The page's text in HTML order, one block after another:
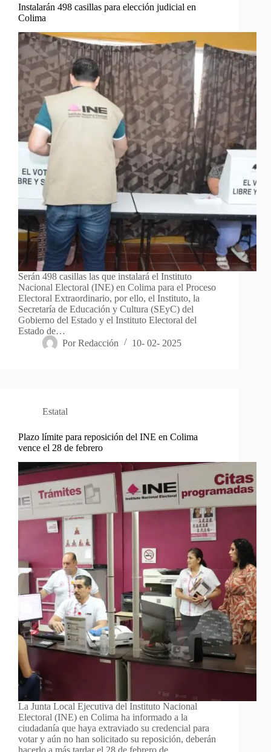
Instalarán 498 casillas para elección judicial en
Colima
Serán 498 casillas las que instalará el Instituto
Nacional Electoral (INE) en Colima para el Proceso
Electoral Extraordinario, por ello, el Instituto, la
Secretaría de Educación y Cultura (SEyC) del
Gobierno del Estado y el Instituto Electoral del
Estado de…
Por Redacción 10- 02- 2025
Estatal
Plazo límite para reposición del INE en Colima
vence el 28 de febrero
La Junta Local Ejecutiva del Instituto Nacional
Electoral (INE) en Colima ha informado a la
ciudadanía que haya extraviado su credencial para
votar y aún no han solicitado su reposición, deberán
hacerlo a más tardar el 28 de febrero de…